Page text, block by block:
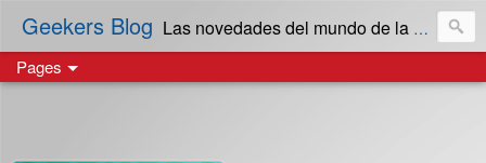
Geekers Blog Las novedades del mundo de la Tecnología y cultura Geek! en Español | Creado en El Salvador
Pages